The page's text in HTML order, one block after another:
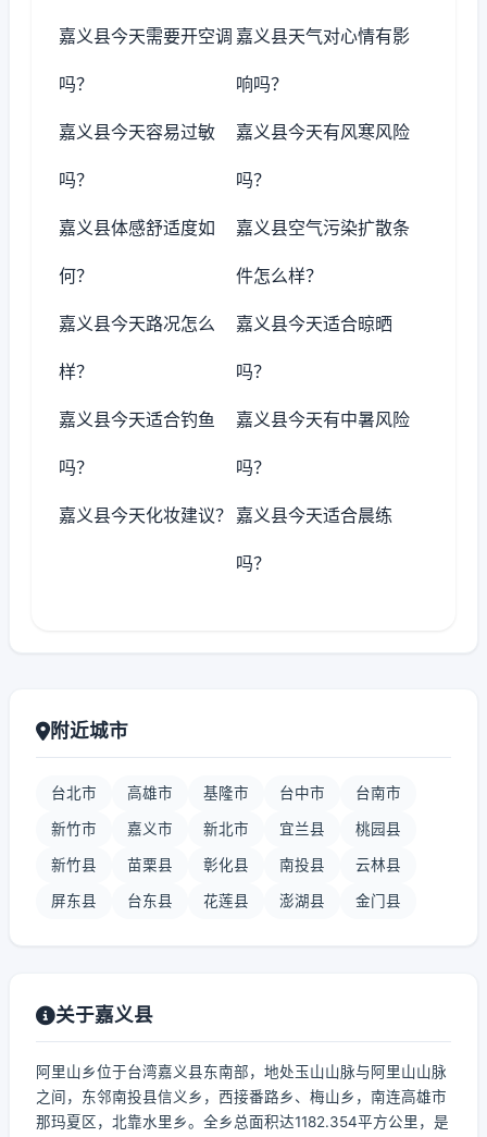
嘉义县今天需要开空调
吗？
嘉义县天气对心情有影
响吗？
嘉义县今天容易过敏
吗？
嘉义县今天有风寒风险
吗？
嘉义县体感舒适度如
何？
嘉义县空气污染扩散条
件怎么样？
嘉义县今天路况怎么
样？
嘉义县今天适合晾晒
吗？
嘉义县今天适合钓鱼
吗？
嘉义县今天有中暑风险
吗？
嘉义县今天化妆建议？ 嘉义县今天适合晨练
吗？
附近城市
台北市 高雄市 基隆市 台中市 台南市
新竹市 嘉义市 新北市 宜兰县 桃园县
新竹县 苗栗县 彰化县 南投县 云林县
屏东县 台东县 花莲县 澎湖县 金门县
关于嘉义县
阿里山乡位于台湾嘉义县东南部，地处玉山山脉与阿里山山脉
之间，东邻南投县信义乡，西接番路乡、梅山乡，南连高雄市
那玛夏区，北靠水里乡。全乡总面积达1182.354平方公里，是